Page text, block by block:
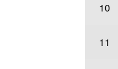
10
11